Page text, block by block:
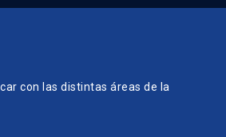
con las distintas áreas de la